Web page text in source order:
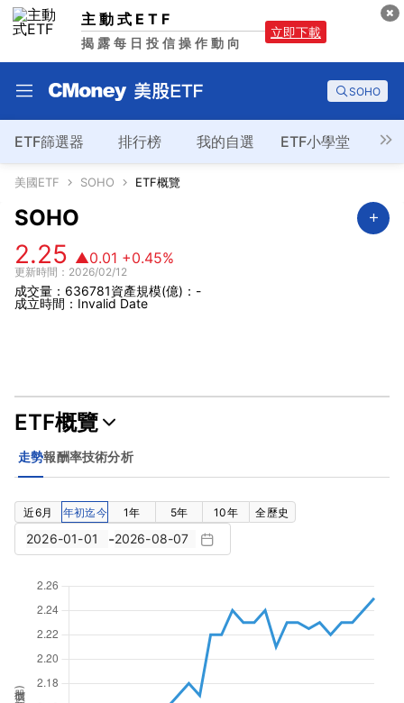
主動式ETF
揭露每日投信操作動向
立即下載
SOHO
ETF篩選器 排行榜 我的自選 ETF小學堂
美國ETF SOHO ETF概覽
SOHO
2.25 ▲0.01 +0.45%
更新時間：2026/02/12
成交量：636781資產規模(億)：-
成立時間：Invalid Date
ETF概覽
走勢報酬率技術分析
近6月 年初迄今 1年 5年 10年 全歷史
-
股價(元)